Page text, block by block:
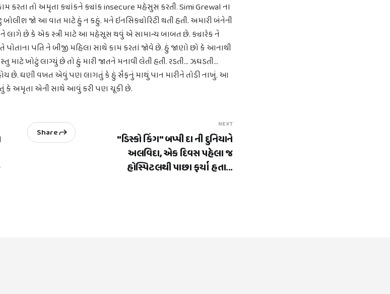
કરતા તો અમૃતા ક્યાંકને ક્યાંક insecure મહેસુસ કરતી. Simi Grewal ના
જો આ વાત માટે હું ન કહું. મને ઇનસિક્યોરિટી થતી હતી. અમારી બંનેની
છે કે એક સ્ત્રી માટે આ મહેસૂસ થવું એ સામાન્ય બાબત છે. ક્યારેક ને
પતિ ને બીજી મહિલા સાથે કામ કરતાં જોવે છે. હું જાણો છો કે આનાથી
ખોટું લાગ્યું છે તો હું મારી જાતને મનાવી લેતી હતી. રડતી... ઝઘડતી...
છે. ઘણી વખત એવું પણ લાગતું કે હું સૈફનું માથું પાન મારીને તોડી નાખું. આ
કે અમૃતા એની સાથે આવું કરી પણ ચૂકી છે.
Share
NEXT
"ડિસ્કો કિંગ" બપ્પી દા ની દુનિયાને
અલવિદા, એક દિવસ પહેલા જ
હોસ્પિટલથી પાછા ફર્યા હતા...